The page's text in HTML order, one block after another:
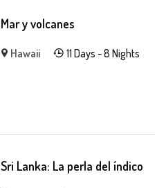
Mar y volcanes
Hawaii 11 Days - 8 Nights
Sri Lanka: La perla del índico